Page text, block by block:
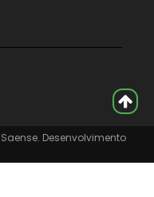
Desenvolvimento